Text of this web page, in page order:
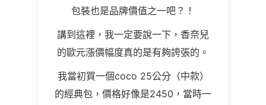
包裝也是品牌價值之一吧？！
講到這裡，我一定要說一下，香奈兒
的歐元漲價幅度真的是有夠誇張的。
我當初買一個coco 25公分（中款）
的經典包，價格好像是2450，當時一